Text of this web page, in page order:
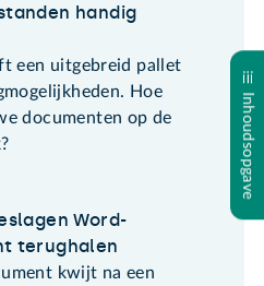
Inhoudsopgave
handig
een uitgebreid pallet
Hoe
documenten op de
Word-
terughalen
kwijt na een